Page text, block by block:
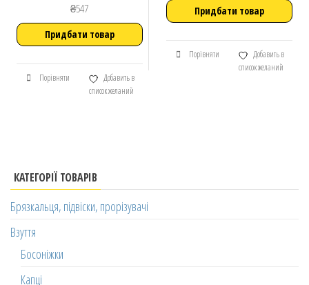
₴547
Придбати товар
Порівняти
Добавить в
список желаний
Придбати товар
Порівняти
Добавить в
список желаний
КАТЕГОРІЇ ТОВАРІВ
Брязкальця, підвіски, прорізувачі
Взуття
Босоніжки
Капці